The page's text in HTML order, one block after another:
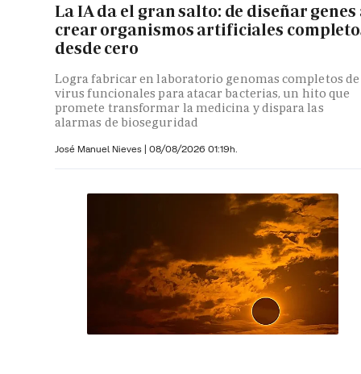
La IA da el gran salto: de diseñar genes
crear organismos artificiales
desde cero
Logra fabricar en laboratorio genomas completos de
virus funcionales para atacar bacterias, un hito que
promete transformar la medicina y dispara las
alarmas de bioseguridad
José Manuel Nieves | 08/08/2026 01:19h.